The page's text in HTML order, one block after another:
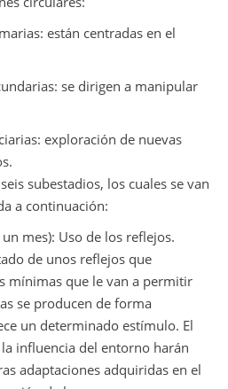
están centradas en el
se dirigen a manipular
exploración de nuevas
subestadios, los cuales se van
a continuación:
mes): Uso de los reflejos.
de unos reflejos que
mínimas que le van a permitir
se producen de forma
un determinado estímulo. El
influencia del entorno harán
adaptaciones adquiridas en el